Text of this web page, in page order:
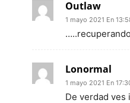
Outlaw
1 mayo 2021 En
Lonormal
1 mayo 2021 En
De verdad ves